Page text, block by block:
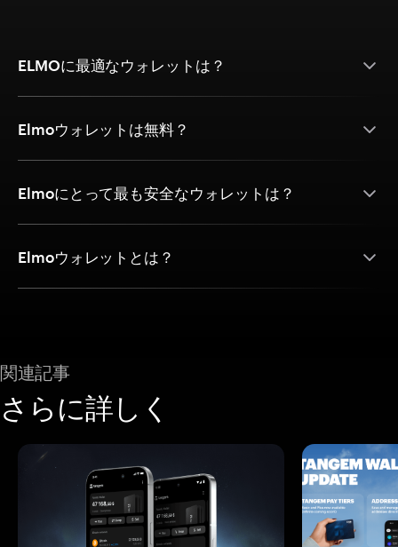
ELMOに最適なウォレットは？
Elmoウォレットは無料？
Elmoにとって最も安全なウォレットは？
Elmoウォレットとは？
関連記事
さらに詳しく